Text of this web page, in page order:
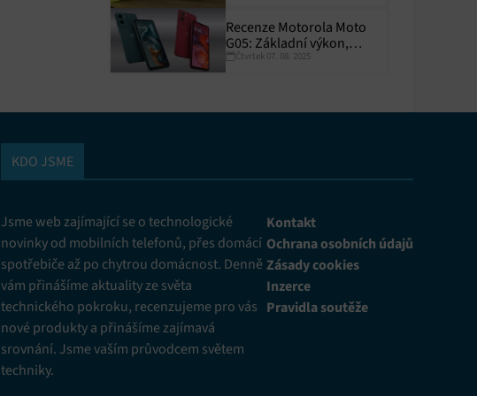
Recenze Motorola Moto
G05: Základní výkon,
skvělá výdrž
Čtvrtek 07. 08. 2025
KDO JSME
Jsme web zajímající se o technologické
novinky od mobilních telefonů, přes domácí
spotřebiče až po chytrou domácnost. Denně
vám přinášíme aktuality ze světa
technického pokroku, recenzujeme pro vás
nové produkty a přinášíme zajímavá
srovnání. Jsme vaším průvodcem světem
techniky.
Kontakt
Ochrana osobních údajů
Zásady cookies
Inzerce
Pravidla soutěže